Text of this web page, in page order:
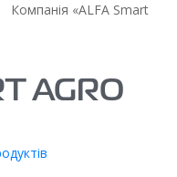
Компанія «ALFA Smart
AGRO